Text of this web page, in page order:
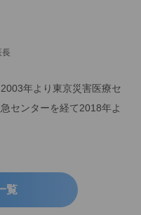
長
年より東京災害医療セ
センターを経て2018年よ
覧